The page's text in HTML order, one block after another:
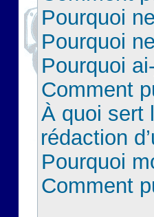
Pourquoi
Pourquoi
Pourquoi
Comment
À quoi sert
rédaction
Pourquoi
Comment